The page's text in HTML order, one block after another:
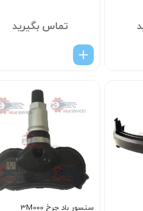
تماس بگیرید
سنسور باد چرخ 3M000